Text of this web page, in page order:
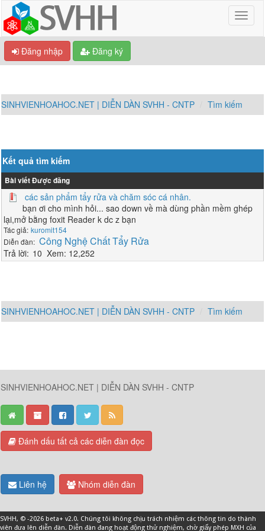
Đăng nhập Đăng ký
SINHVIENHOAHOC.NET | DIỄN DÀN SVHH - CNTP Tìm kiếm
Kết quả tìm kiếm
Bài viếtĐược đăng
các sản phẩm tẩy rửa và chăm sóc cá nhân.
bạn ơi cho mình hỏi... sao down về mà dùng phần mềm ghép
lại,mở bằng foxit Reader k dc z bạn
kuromit154
Công Nghệ Chất Tẩy Rửa
10 12,252
SINHVIENHOAHOC.NET | DIỄN DÀN SVHH - CNTP Tìm kiếm
SINHVIENHOAHOC.NET | DIỄN DÀN SVHH - CNTP
Đánh dấu tất cả các diễn đàn đọc
Liên hệ Nhóm diễn đàn
SVHH, © -2026 beta+ v2.0. Chúng tôi không chịu trách nhiệm các thông tin do thành
viên đưa lên diễn đàn. Diễn đàn đang hoạt động thử nghiệm, chờ giấy phép MXH của